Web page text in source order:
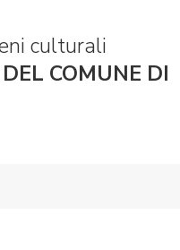
culturali
COMUNE DI